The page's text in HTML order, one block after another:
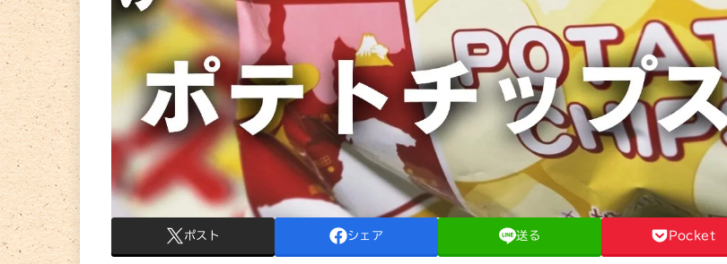
ポスト シェア 送る Pocket